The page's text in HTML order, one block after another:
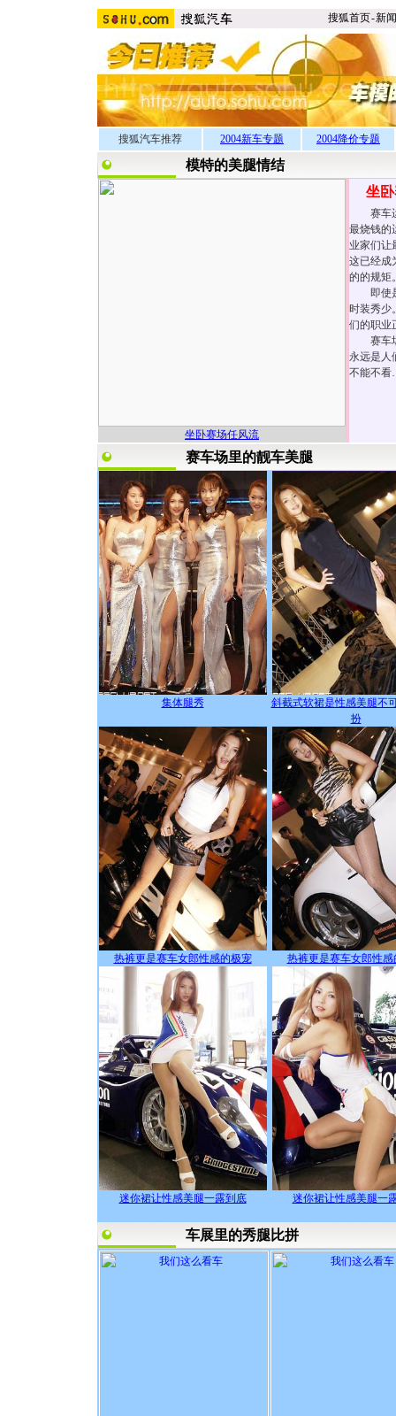
搜狐首页-新闻
搜狐汽车推荐 2004新车专题 2004降价专题
模特的美腿情结
坐卧赛场任风流
坐
赛车运
最烧钱的
业家们让
这已经成
的的规矩
即使是
时装秀少
们的职业
赛车场
永远是人
不能不
赛车场里的靓车美腿
集体腿秀
斜截式软裙是性感美腿不
扮
热裤更是赛车女郎性感的极宠 热裤更是赛车女郎性感
迷你裙让性感美腿一露到底 迷你裙让性感美腿一
车展里的秀腿比拼